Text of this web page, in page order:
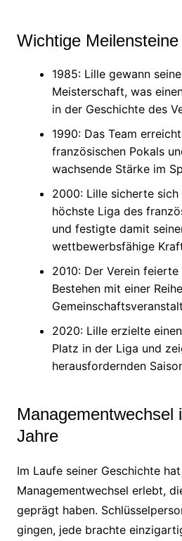
Wichtige
1985: Lille gewann
Meisterschaft, was
in der Geschichte des
1990: Das Team
französischen Pokals
wachsende Stärke im
2000: Lille sicherte
höchste Liga des
und festigte damit
wettbewerbsfähige
2010: Der Verein
Bestehen mit einer
2020: Lille erzielte
Platz in der Liga und
herausfordernden
Managementwechsel
Jahre
Im Laufe seiner Geschichte
Managementwechsel erlebt,
geprägt haben.
gingen, jede brachte